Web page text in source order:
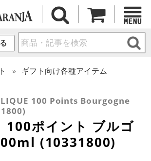
ギフト向け各種アイテム
100 Points Bourgogne
100ポイント ブルゴ
(10331800)